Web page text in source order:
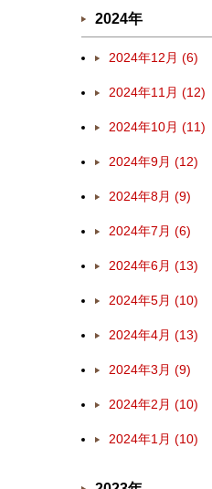
2024年
2024年12月 (6)
2024年11月 (12)
2024年10月 (11)
2024年9月 (12)
2024年8月 (9)
2024年7月 (6)
2024年6月 (13)
2024年5月 (10)
2024年4月 (13)
2024年3月 (9)
2024年2月 (10)
2024年1月 (10)